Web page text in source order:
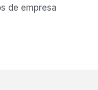
de empresa